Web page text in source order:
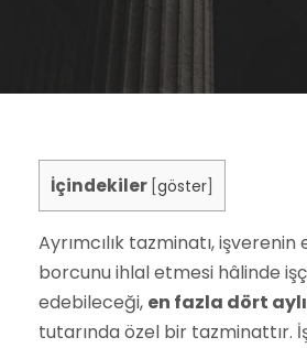
İçindekiler göster
Ayrımcılık tazminatı,
borcunu ihlal etmesi hâlinde
edebileceği, en fazla dört
tutarında özel bir tazminattır.